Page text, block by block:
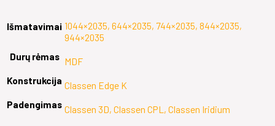
Išmatavimai 1044×2035, 644×2035, 744×2035, 844×2035,
944×2035
Durų rėmas MDF
Konstrukcija Classen Edge K
Padengimas Classen 3D, Classen CPL, Classen Iridium